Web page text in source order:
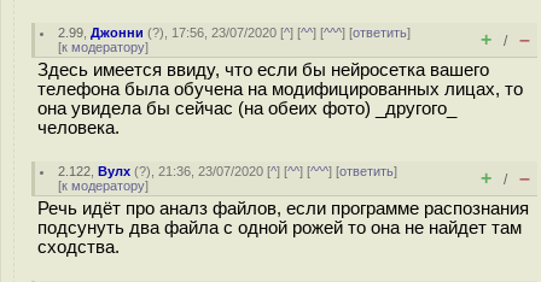
2.99 ,Джонни (?), 17:56, 23/07/2020 [^] [^^] [^^^] [ответить]
[к модератору] + / –
Здесь имеется ввиду, что если бы нейросетка вашего
телефона была обучена на модифицированных лицах, то
она увидела бы сейчас (на обеих фото) _другого_
человека.
2.122 ,Вулх (?), 21:36, 23/07/2020 [^] [^^] [^^^] [ответить]
[к модератору] + / –
Речь идёт про аналз файлов, если программе распознания
подсунуть два файла с одной рожей то она не найдет там
сходства.